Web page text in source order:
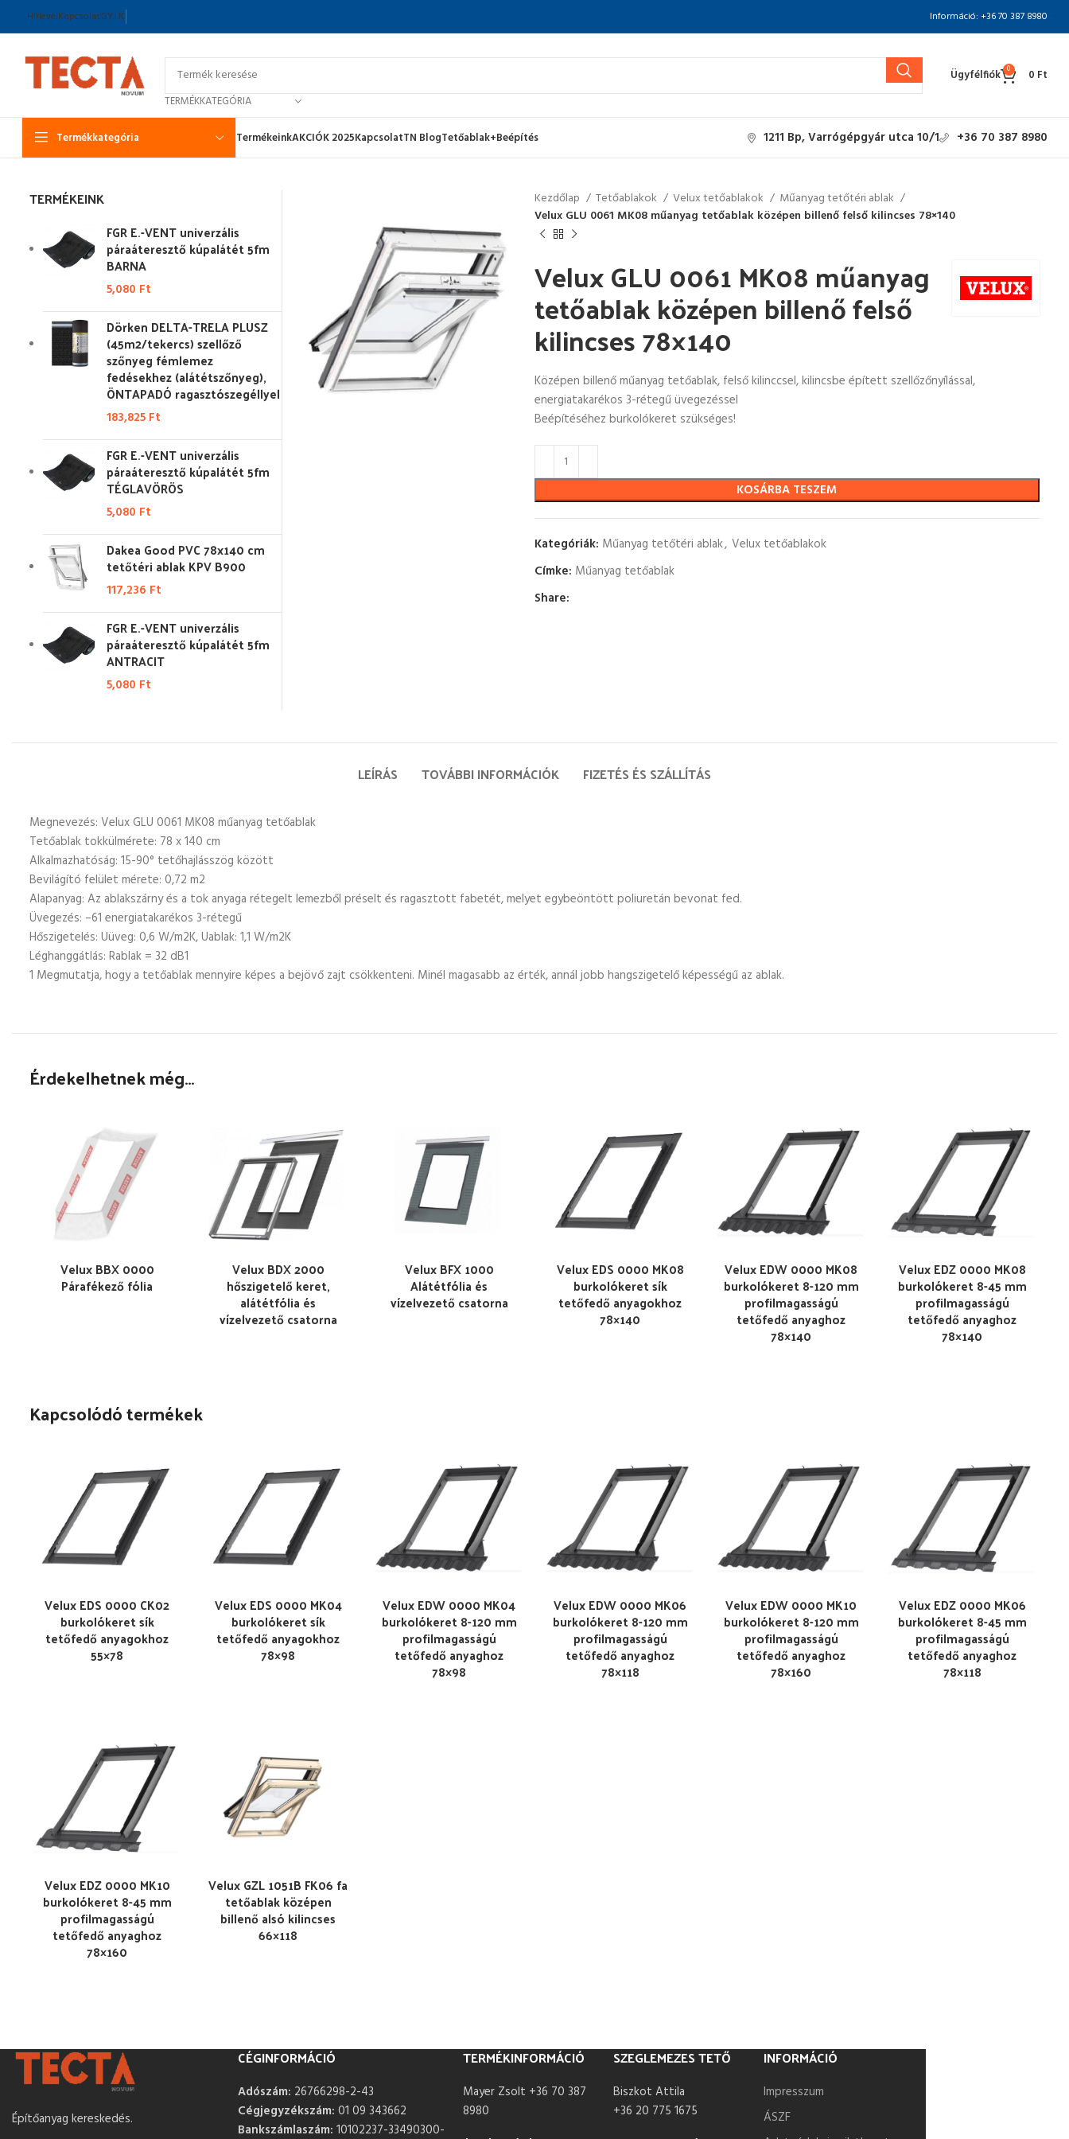
HírlevélKapcsolatGY.I.K. Információ: +36 70 387 8980
TERMÉKKATEGÓRIA
Ügyfélfiók 0 0 Ft
Termékkategória TermékeinkAKCIÓK 2025KapcsolatTN BlogTetőablak+Beépítés 1211 Bp, Varrógépgyár utca 10/1 +36 70 387 8980
Kezdőlap Tetőablakok Velux tetőablakok
Műanyag tetőtéri ablak
Velux GLU 0061 MK08 műanyag tetőablak középen billenő felső kilincses 78×140
Velux GLU 0061 MK08 műanyag
tetőablak középen billenő felső
kilincses 78×140
Középen billenő műanyag tetőablak, felső kilinccsel, kilincsbe épített szellőzőnyílással,
energiatakarékos 3-rétegű üvegezéssel
Beépítéséhez burkolókeret szükséges!
KOSÁRBA TESZEM
Kategóriák: Műanyag tetőtéri ablak, Velux tetőablakok
Címke: Műanyag tetőablak
Share:
TERMÉKEINK
FGR E.-VENT univerzális
páraáteresztő kúpalátét 5fm
BARNA
5,080 Ft
Dörken DELTA-TRELA PLUSZ
(45m2/tekercs) szellőző
szőnyeg fémlemez
fedésekhez (alátétszőnyeg),
ÖNTAPADÓ ragasztószegéllyel
183,825 Ft
FGR E.-VENT univerzális
páraáteresztő kúpalátét 5fm
TÉGLAVÖRÖS
5,080 Ft
Dakea Good PVC 78x140 cm
tetőtéri ablak KPV B900
117,236 Ft
FGR E.-VENT univerzális
páraáteresztő kúpalátét 5fm
ANTRACIT
5,080 Ft
LEÍRÁS TOVÁBBI INFORMÁCIÓK FIZETÉS ÉS SZÁLLÍTÁS
Megnevezés: Velux GLU 0061 MK08 műanyag tetőablak
Tetőablak tokkülmérete: 78 x 140 cm
Alkalmazhatóság: 15-90° tetőhajlásszög között
Bevilágító felület mérete: 0,72 m2
Alapanyag: Az ablakszárny és a tok anyaga rétegelt lemezből préselt és ragasztott fabetét, melyet egybeöntött poliuretán bevonat fed.
Üvegezés: –61 energiatakarékos 3-rétegű
Hőszigetelés: Uüveg: 0,6 W/m2K, Uablak: 1,1 W/m2K
Léghanggátlás: Rablak = 32 dB1
1 Megmutatja, hogy a tetőablak mennyire képes a bejövő zajt csökkenteni. Minél magasabb az érték, annál jobb hangszigetelő képességű az ablak.
Érdekelhetnek még…
Velux BBX 0000
Párafékező fólia
Velux BDX 2000
hőszigetelő keret,
alátétfólia és
vízelvezető csatorna
Velux BFX 1000
Alátétfólia és
vízelvezető csatorna
Velux EDS 0000 MK08
burkolókeret sík
tetőfedő anyagokhoz
78×140
Velux EDW 0000 MK08
burkolókeret 8-120 mm
profilmagasságú
tetőfedő anyaghoz
78×140
Velux EDZ 0000 MK08
burkolókeret 8-45 mm
profilmagasságú
tetőfedő anyaghoz
78×140
Kapcsolódó termékek
Velux EDS 0000 CK02
burkolókeret sík
tetőfedő anyagokhoz
55×78
Velux EDS 0000 MK04
burkolókeret sík
tetőfedő anyagokhoz
78×98
Velux EDW 0000 MK04
burkolókeret 8-120 mm
profilmagasságú
tetőfedő anyaghoz
78×98
Velux EDW 0000 MK06
burkolókeret 8-120 mm
profilmagasságú
tetőfedő anyaghoz
78×118
Velux EDW 0000 MK10
burkolókeret 8-120 mm
profilmagasságú
tetőfedő anyaghoz
78×160
Velux EDZ 0000 MK06
burkolókeret 8-45 mm
profilmagasságú
tetőfedő anyaghoz
78×118
Velux EDZ 0000 MK10
burkolókeret 8-45 mm
profilmagasságú
tetőfedő anyaghoz
78×160
Velux GZL 1051B FK06 fa
tetőablak középen
billenő alsó kilincses
66×118
Építőanyag kereskedés.
CÉGINFORMÁCIÓ
Adószám: 26766298-2-43
Cégjegyzékszám: 01 09 343662
Bankszámlaszám: 10102237-33490300-
TERMÉKINFORMÁCIÓ
Mayer Zsolt +36 70 387
8980
SZEGLEMEZES TETŐ
Biszkot Attila
+36 20 775 1675
INFORMÁCIÓ
Impresszum
ÁSZF